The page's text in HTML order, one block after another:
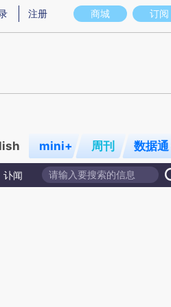
实意图存在偏差。不代表财新观点和立场
商城 订阅
注册
mini+ 周刊 数据通
讣闻